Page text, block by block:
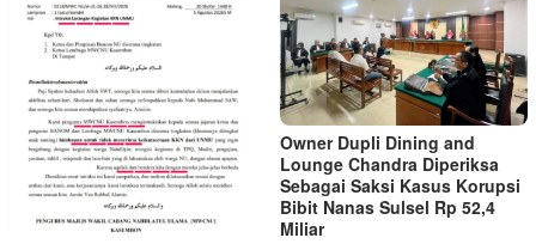
Owner Dupli Dining and
Lounge Chandra Diperiksa
Sebagai Saksi Kasus Korupsi
Bibit Nanas Sulsel Rp 52,4
Miliar